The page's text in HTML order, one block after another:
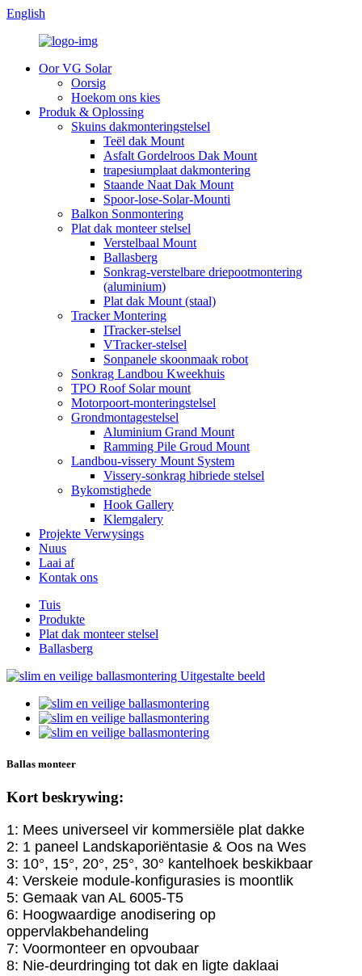
English
Oor VG Solar
Oorsig
Hoekom ons kies
Produk & Oplossing
Skuins dakmonteringstelsel
Teël dak Mount
Asfalt Gordelroos Dak Mount
trapesiumplaat dakmontering
Staande Naat Dak Mount
Spoor-lose-Solar-Mounti
Balkon Sonmontering
Plat dak monteer stelsel
Verstelbaal Mount
Ballasberg
Sonkrag-verstelbare driepootmontering
(aluminium)
Plat dak Mount (staal)
Tracker Montering
ITracker-stelsel
VTracker-stelsel
Sonpanele skoonmaak robot
Sonkrag Landbou Kweekhuis
TPO Roof Solar mount
Motorpoort-monteringstelsel
Grondmontagestelsel
Aluminium Grand Mount
Ramming Pile Groud Mount
Landbou-vissery Mount System
Vissery-sonkrag hibriede stelsel
Bykomstighede
Hook Gallery
Klemgalery
Projekte Verwysings
Nuus
Laai af
Kontak ons
Tuis
Produkte
Plat dak monteer stelsel
Ballasberg
Ballas monteer
Kort beskrywing:
1: Mees universeel vir kommersiële plat dakke
2: 1 paneel Landskaporiëntasie & Oos na Wes
3: 10°, 15°, 20°, 25°, 30° kantelhoek beskikbaar
4: Verskeie module-konfigurasies is moontlik
5: Gemaak van AL 6005-T5
6: Hoogwaardige anodisering op
oppervlakbehandeling
7: Voormonteer en opvoubaar
8: Nie-deurdringing tot dak en ligte daklaai